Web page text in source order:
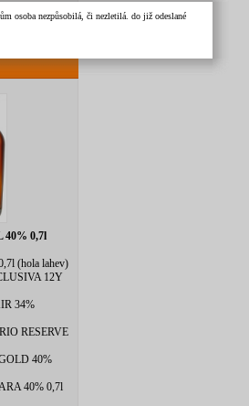
(hola lahev)
40% 0,7l
(hola lahev)
12Y
34%
RESERVE
40%
40% 0,7l
osoba nezpůsobilá, či nezletilá. do již odeslané